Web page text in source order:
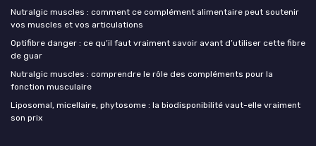
Nutralgic muscles : comment ce complément alimentaire peut soutenir
vos muscles et vos articulations
Optifibre danger : ce qu’il faut vraiment savoir avant d’utiliser cette fibre
de guar
Nutralgic muscles : comprendre le rôle des compléments pour la
fonction musculaire
Liposomal, micellaire, phytosome : la biodisponibilité vaut-elle vraiment
son prix